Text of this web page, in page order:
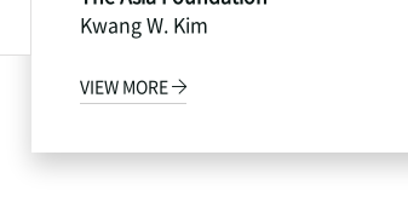
Kwang W. Kim
VIEW MORE